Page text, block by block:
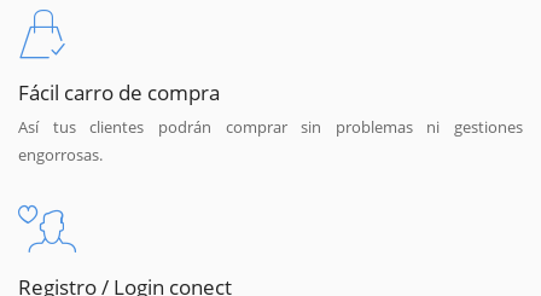
Fácil carro de compra
Así tus clientes podrán comprar sin problemas ni gestiones
engorrosas.
Registro / Login conect